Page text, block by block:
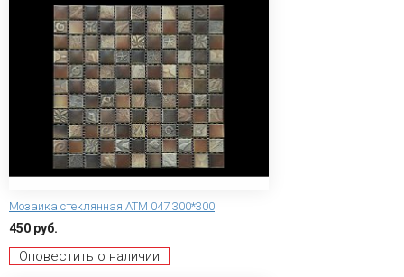
Мозаика стеклянная ATM 047 300*300
450 руб.
Оповестить о наличии